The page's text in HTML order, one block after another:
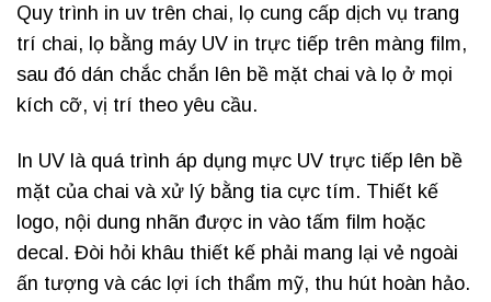
Quy trình in uv trên chai, lọ cung cấp dịch vụ trang
trí chai, lọ bằng máy UV in trực tiếp trên màng film,
sau đó dán chắc chắn lên bề mặt chai và lọ ở mọi
kích cỡ, vị trí theo yêu cầu.
In UV là quá trình áp dụng mực UV trực tiếp lên bề
mặt của chai và xử lý bằng tia cực tím. Thiết kế
logo, nội dung nhãn được in vào tấm film hoặc
decal. Đòi hỏi khâu thiết kế phải mang lại vẻ ngoài
ấn tượng và các lợi ích thẩm mỹ, thu hút hoàn hảo.